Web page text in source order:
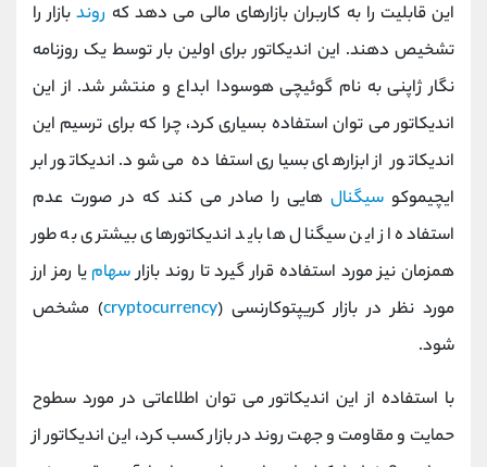
این قابلیت را به کاربران بازارهای مالی می دهد که روندبازار را
تشخیص دهند. این اندیکاتور برای اولین بار توسط یک روزنامه
نگار ژاپنی به نام گوئیچی هوسودا ابداع و منتشر شد. از این
اندیکاتور می توان استفاده بسیاری کرد، چرا که برای ترسیم این
اندیکاتور از ابزارهای بسیاری استفاده می شود. اندیکاتور ابر
ایچیموکو سیگنال هایی را صادر می کند که در صورت عدم
استفاده از این سیگنال ها باید اندیکاتورهای بیشتری به طور
همزمان نیز مورد استفاده قرار گیرد تا روند بازارسهام یا رمز ارز
مورد نظر در بازار کریپتوکارنسی (cryptocurrency) مشخص
شود.
با استفاده از این اندیکاتور می توان اطلاعاتی در مورد سطوح
حمایت و مقاومت و جهت روند در بازار کسب کرد، این اندیکاتور از